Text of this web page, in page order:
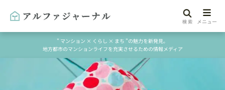
" マンション × くらし × まち "の魅力を新発見。
地方都市のマンションライフを充実させるための情報メディア